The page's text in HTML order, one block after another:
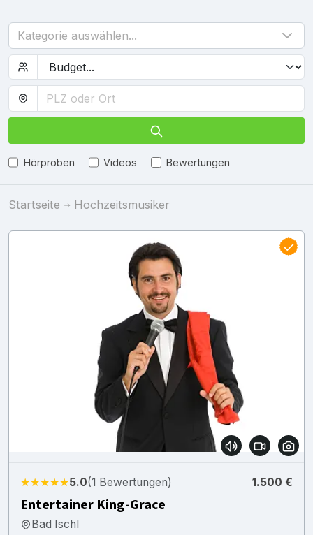
Kategorie auswählen...
Hörproben Videos Bewertungen
Startseite Hochzeitsmusiker
★★★★★5.0(1 Bewertungen) 1.500 €
Entertainer King-Grace
Bad Ischl